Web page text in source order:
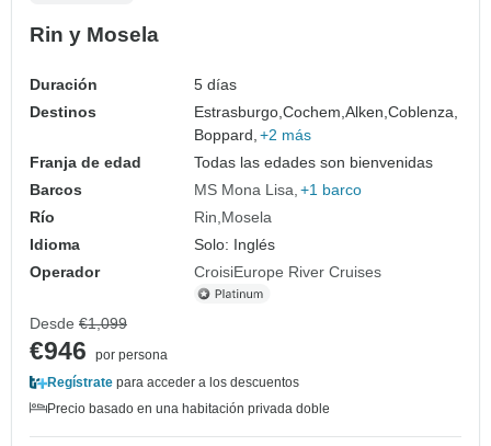
Rin y Mosela
Duración
5 días
Destinos
Estrasburgo,Cochem,Alken,Coblenza,
Boppard, +2 más
Franja de edad
Todas las edades son bienvenidas
Barcos
MS Mona Lisa +1 barco
Río
Rin Mosela
Idioma
Solo: Inglés
Operador
CroisiEurope River Cruises
Desde €1,099
€946
por persona
Regístrate para acceder a los descuentos
Precio basado en una habitación privada doble